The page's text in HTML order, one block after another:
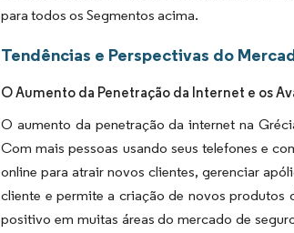
para todos os Segmentos acima.
Tendências e Perspectivas do
O Aumento da Penetração da Internet e os
O aumento da penetração da internet na
Com mais pessoas usando seus telefones e
online para atrair novos clientes, gerenciar
cliente e permite a criação de novos produtos
positivo em muitas áreas do mercado de